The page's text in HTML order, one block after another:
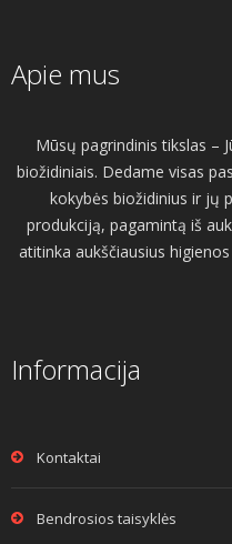
Apie mus
Mūsų pagrindinis tikslas –
biožidiniais. Dedame visas
kokybės biožidinius ir jų
produkciją, pagamintą iš
atitinka aukščiausius
Informacija
Kontaktai
Bendrosios taisyklės